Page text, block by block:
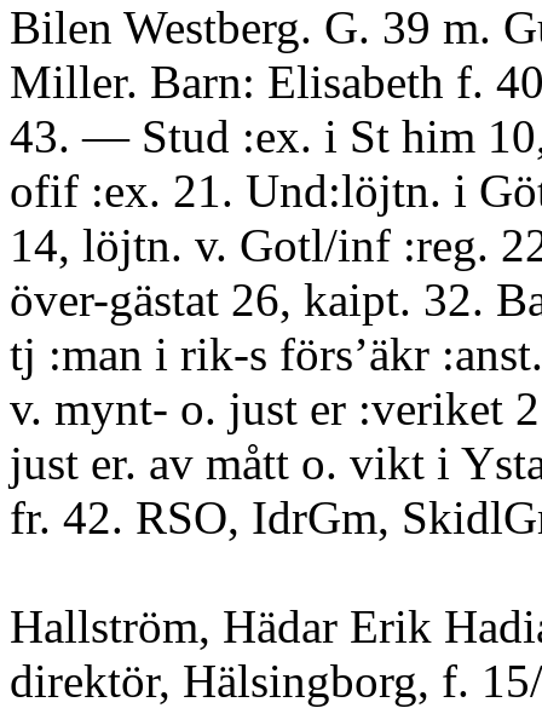
Bilen Westberg. G. 39 m.
Miller. Barn: Elisabeth f.
43. — Stud :ex. i St him
ofif :ex. 21. Und:löjtn. i
14, löjtn. v. Gotl/inf :reg.
över-gästat 26, kaipt. 32.
tj :man i rik-s förs’äkr
v. mynt- o. just er :veriket
just er. av mått o. vikt i
fr. 42. RSO, IdrGm,
Hallström, Hädar Erik
direktör, Hälsingborg, f.